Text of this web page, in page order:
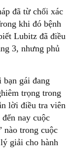
đã từ chối xác
khi đó bệnh
Lubitz đã điều
3, nhưng phủ
gái đang
trọng trong
lời điều tra viên
nay cuộc
nào trong cuộc
giải cho hành